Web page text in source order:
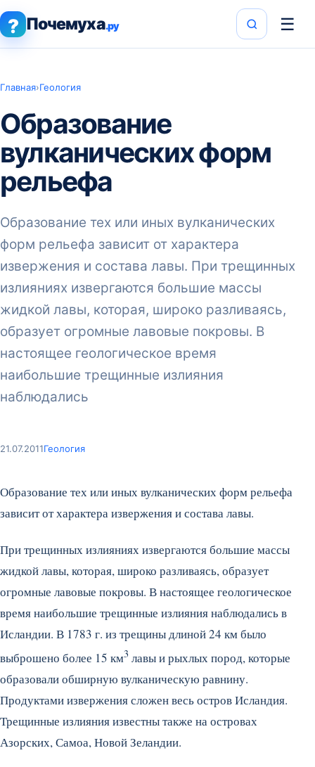
? Почемуха.ру ☰
Главная›Геология
Образование
вулканических форм
рельефа
Образование тех или иных вулканических
форм рельефа зависит от характера
извержения и состава лавы. При трещинных
излияниях извергаются большие массы
жидкой лавы, которая, широко разливаясь,
образует огромные лавовые покровы. В
настоящее геологическое время
наибольшие трещинные излияния
наблюдались
21.07.2011Геология
Образование тех или иных вулканических форм рельефа
зависит от характера извержения и состава лавы.
При трещинных излияниях извергаются большие массы
жидкой лавы, которая, широко разливаясь, образует
огромные лавовые покровы. В настоящее геологическое
время наибольшие трещинные излияния наблюдались в
Исландии. В 1783 г. из трещины длиной 24 км было
выброшено более 15 км3 лавы и рыхлых пород, которые
образовали обширную вулканическую равнину.
Продуктами извержения сложен весь остров Исландия.
Трещинные излияния известны также на островах
Азорских, Самоа, Новой Зеландии.